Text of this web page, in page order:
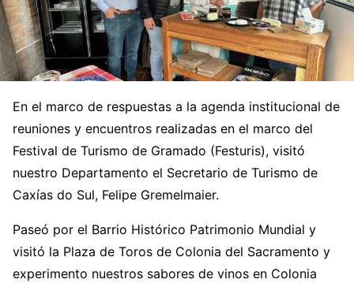
En el marco de respuestas a la agenda institucional de
reuniones y encuentros realizadas en el marco del
Festival de Turismo de Gramado (Festuris), visitó
nuestro Departamento el Secretario de Turismo de
Caxías do Sul, Felipe Gremelmaier.
Paseó por el Barrio Histórico Patrimonio Mundial y
visitó la Plaza de Toros de Colonia del Sacramento y
experimento nuestros sabores de vinos en Colonia